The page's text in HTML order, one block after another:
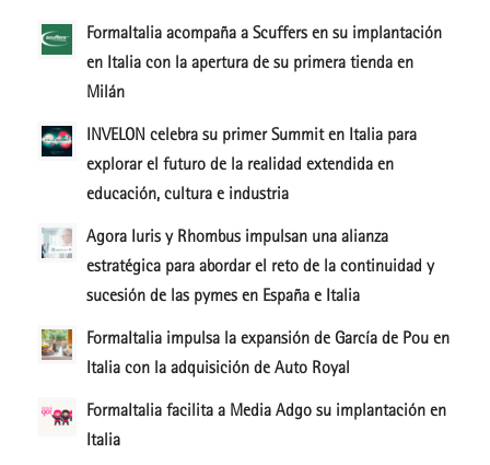
FormaItalia acompaña a Scuffers en su implantación
en Italia con la apertura de su primera tienda en
Milán
INVELON celebra su primer Summit en Italia para
explorar el futuro de la realidad extendida en
educación, cultura e industria
Agora Iuris y Rhombus impulsan una alianza
estratégica para abordar el reto de la continuidad y
sucesión de las pymes en España e Italia
FormaItalia impulsa la expansión de García de Pou en
Italia con la adquisición de Auto Royal
FormaItalia facilita a Media Adgo su implantación en
Italia